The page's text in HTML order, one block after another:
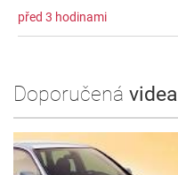
před 3 hodinami
Doporučená